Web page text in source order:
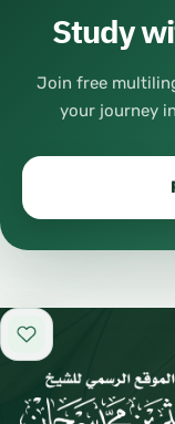
Study
Join free
your journey
Add to favorites